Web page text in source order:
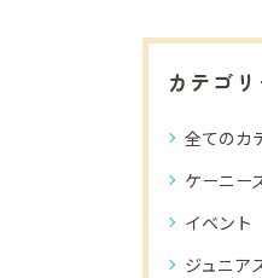
カテゴリ
全てのカ
ケーニー
イベント
ジュニア